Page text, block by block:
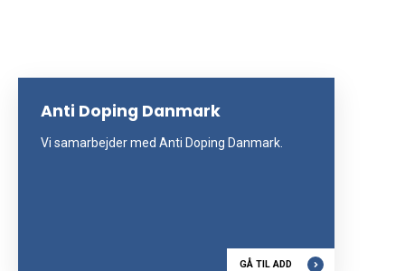
Anti Doping Danmark
Vi samarbejder med Anti Doping Danmark.
GÅ TIL ADD